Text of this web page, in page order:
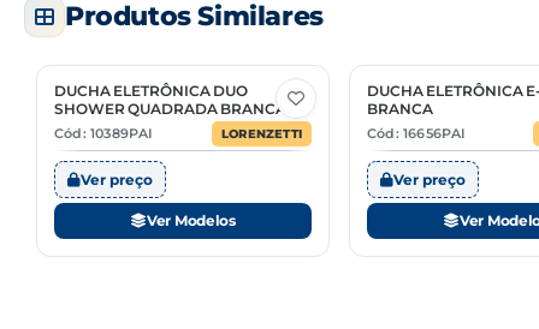
Produtos Similares
2 Opções
DUCHA ELETRÔNICA DUO
SHOWER QUADRADA BRANCA
TURBO
Cód: 10389PAI LORENZETTI
Ver preço
Ver Modelos
2 Opções
DUCHA ELETRÔNICA
BRANCA
Cód: 16656PAI
Ver preço
Ver